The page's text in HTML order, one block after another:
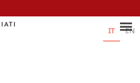
IT EN